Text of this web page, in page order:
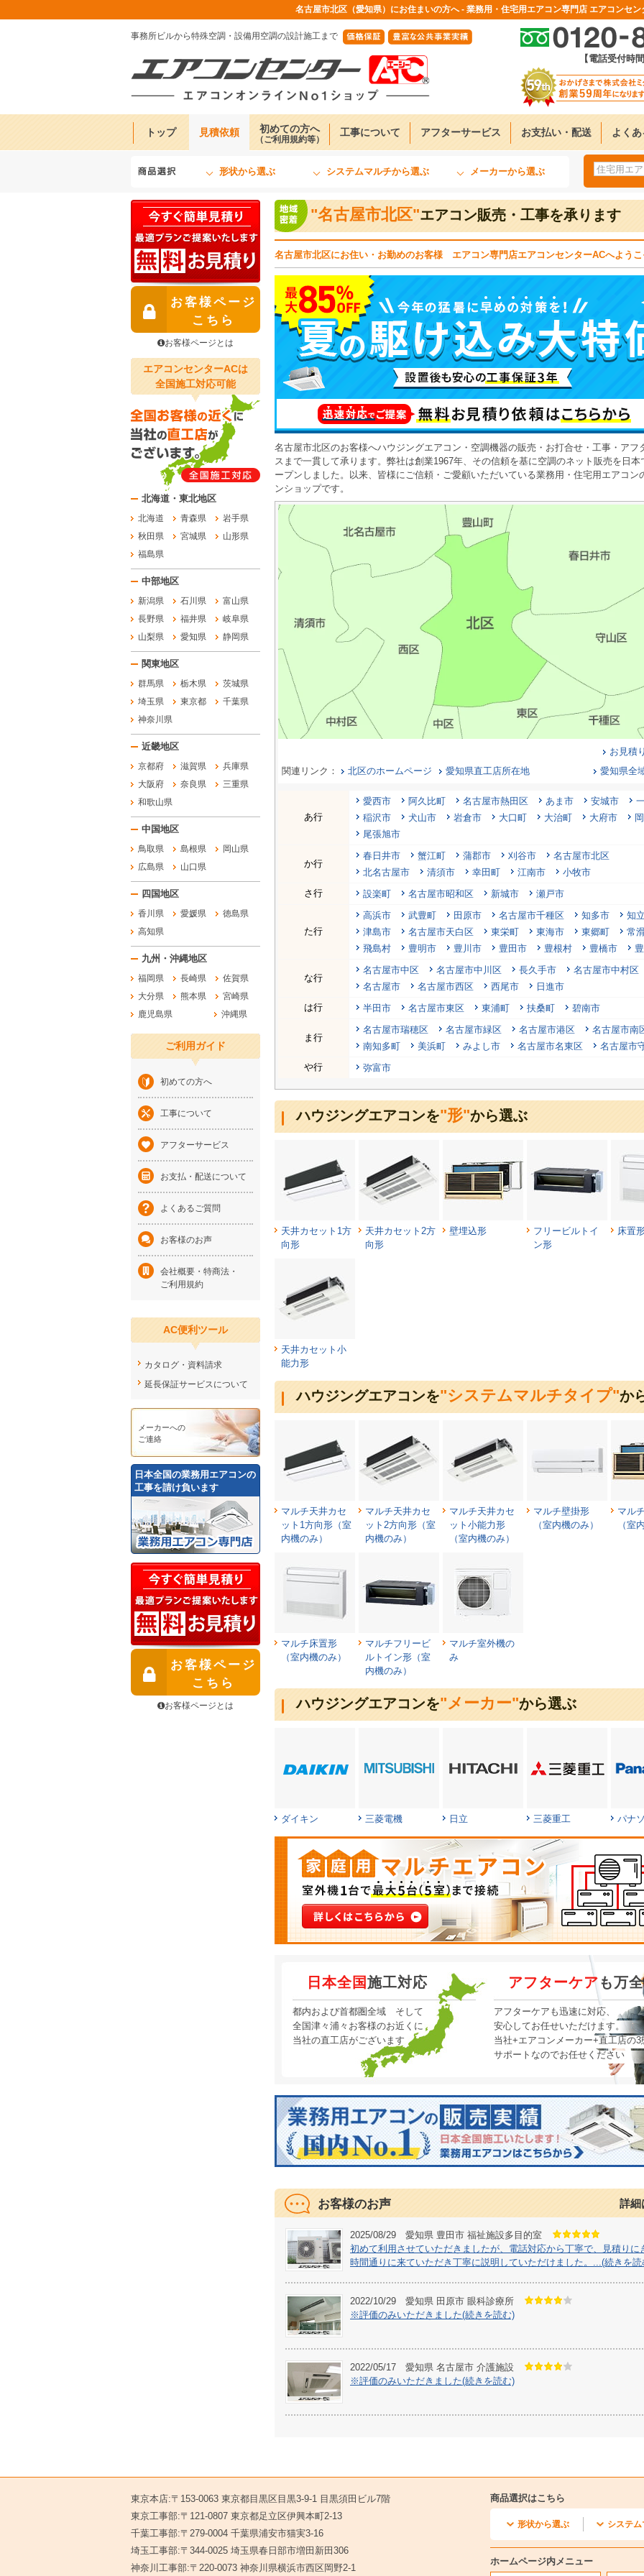
名古屋市北区（愛知県）にお住まいの方へ - 業務用・住宅用エアコン専門店 エアコンセン
事務所ビルから特殊空調・設備用空調の設計施工まで
【電話受付時
トップ 見積依頼 初めての方へ
（ご利用規約等）
工事について アフターサービス お支払い・配送 よく
形状から選ぶ システムマルチから選ぶ メーカーから選ぶ
"名古屋市北区"エアコン販売・工事を承ります
名古屋市北区にお住い・お勤めのお客様 エアコン専門店エアコンセンターACへよう
名古屋市北区のお客様へハウジングエアコン・空調機器の販売・お打合せ・工事・アフ
スまで一貫して承ります。 弊社は創業1967年、その信頼を基に空調のネット販売を日本
ープンしました。以来、皆様にご信頼・ご愛顧いただいている業務用・住宅用エアコン
ンショップです。
お見積
関連リンク：
北区のホームページ 愛知県直工店所在地 愛知県全
あ行
愛西市 阿久比町 名古屋市熱田区 あま市 安城市
稲沢市
犬山市 岩倉市 大口町 大治町 大府市
尾張旭市
か行
春日井市 蟹江町 蒲郡市 刈谷市
名古屋市北区
北名古屋市
清須市 幸田町 江南市
小牧市
さ行
設楽町 名古屋市昭和区 新城市 瀬戸市
た行
高浜市 武豊町 田原市 名古屋市千種区 知多市
知
津島市
名古屋市天白区 東栄町 東海市 東郷町
常
飛島村
豊明市 豊川市 豊田市 豊根村 豊橋市
な行
名古屋市中区 名古屋市中川区 長久手市
名古屋市中村区
名古屋市
名古屋市西区 西尾市
日進市
は行
半田市 名古屋市東区 東浦町 扶桑町 碧南市
ま行
名古屋市瑞穂区 名古屋市緑区 名古屋市港区
名古屋市南
南知多町
美浜町 みよし市 名古屋市名東区
名古屋市
や行
弥富市
ハウジングエアコンを"形"から選ぶ
天井カセット1方
向形
天井カセット2方
向形
壁埋込形
フリービルトイ
ン形
床置
天井カセット小
能力形
ハウジングエアコンを"システムマルチタイプ"か
マルチ天井カセ
ット1方向形（室
内機のみ）
マルチ天井カセ
ット2方向形（室
内機のみ）
マルチ天井カセ
ット小能力形
（室内機のみ）
マルチ壁掛形
（室内機のみ）
マル
（室
マルチ床置形
（室内機のみ）
マルチフリービ
ルトイン形（室
内機のみ）
マルチ室外機の
み
ハウジングエアコンを"メーカー"から選ぶ
ダイキン 三菱電機 日立 三菱重工 パナ
日本全国施工対応
都内および首都圏全域 そして
全国津々浦々お客様のお近くに
当社の直工店がございます
アフターケアも万全
アフターケアも迅速に対応、
安心してお任せいただけます。
当社+エアコンメーカー+直工店の3
サポートなのでお任せください
お客様のお声 詳細
2025/08/29 愛知県 豊田市 福祉施設多目的室
初めて利用させていただきましたが、電話対応から丁寧で、見積りに
時間通りに来ていただき丁寧に説明していただけました。...(続きを読
2022/10/29 愛知県 田原市 眼科診療所
※評価のみいただきました(続きを読む)
2022/05/17 愛知県 名古屋市 介護施設
※評価のみいただきました(続きを読む)
お客様ページ
こちら
お客様ページとは
エアコンセンターACは
全国施工対応可能
北海道・東北地区
北海道 青森県
岩手県
秋田県
宮城県
山形県
福島県
中部地区
新潟県 石川県
富山県
長野県
福井県
岐阜県
山梨県
愛知県 静岡県
関東地区
群馬県 栃木県
茨城県
埼玉県
東京都
千葉県
神奈川県
近畿地区
京都府 滋賀県
兵庫県
大阪府
奈良県
三重県
和歌山県
中国地区
鳥取県 島根県
岡山県
広島県
山口県
四国地区
香川県 愛媛県
徳島県
高知県
九州・沖縄地区
福岡県 長崎県
佐賀県
大分県
熊本県
宮崎県
鹿児島県
沖縄県
ご利用ガイド
初めての方へ
工事について
アフターサービス
お支払・配送について
よくあるご質問
お客様のお声
会社概要・特商法・
ご利用規約
AC便利ツール
カタログ・資料請求
延長保証サービスについて
メーカーへの
ご連絡
日本全国の業務用エアコンの
工事を請け負います
お客様ページ
こちら
お客様ページとは
東京本店:〒153-0063 東京都目黒区目黒3-9-1 目黒須田ビル7階
東京工事部:〒121-0807 東京都足立区伊興本町2-13
千葉工事部:〒279-0004 千葉県浦安市猫実3-16
埼玉工事部:〒344-0025 埼玉県春日部市増田新田306
神奈川工事部:〒220-0073 神奈川県横浜市西区岡野2-1
商品選択はこちら
形状から選ぶ
天井カセット1方向形
天井カセット2方向形
壁埋込形
フリービルトイン形
床置形
天井カセット小能力形
システ
マルチ天
マルチ天
マルチ壁
マルチフ
マルチ床
マルチ天
マルチ壁
マルチ室
ホームページ内メニュー